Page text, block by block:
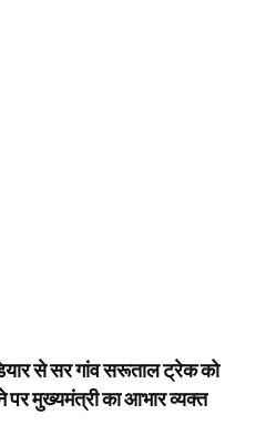
से सर गांव सरूताल ट्रेक को
मुख्यमंत्री का आभार व्यक्त